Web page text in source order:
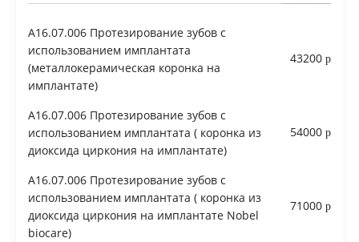
A16.07.006 Протезирование зубов с
использованием имплантата
(металлокерамическая коронка на
имплантате)
43200
A16.07.006 Протезирование зубов с
использованием имплантата ( коронка из
диоксида циркония на имплантате)
54000
A16.07.006 Протезирование зубов с
использованием имплантата ( коронка из
диоксида циркония на имплантате Nobel
biocare)
71000
Блог